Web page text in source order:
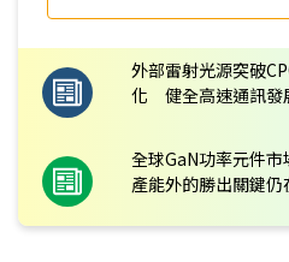
外部雷射光源突破
化 健全高速通訊發
全球GaN功率元件
產能外的勝出關鍵仍